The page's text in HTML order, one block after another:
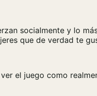
socialmente y lo
que de verdad te
el juego como